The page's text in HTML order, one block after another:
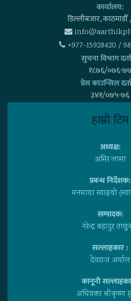
कार्यालय:
डिल्लीबजार, काठमाडाैँ
+977-15928420 /
सुचना विभाग
१८७६/०७६-७७
प्रेस काउन्सिल
३४१/०७५-७६
हाम्राे टिम
अध्यक्ष:
अमिर लामा
प्रबन्ध निर्देशक:
मनमाया स्याङ्वाे
सम्पादक:
नरेन्द्र बहादुर
सल्लाहकार :
देवराज अर्याल
कानूनी
अधिवक्ता श्रीकृष्ण